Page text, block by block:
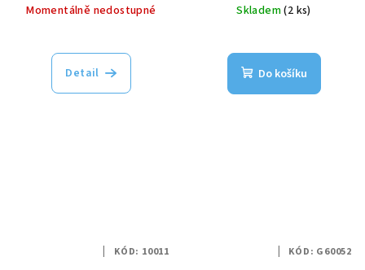
Momentálně nedostupné
Detail
Skladem(2 ks)
Do košíku
KÓD: 10011 KÓD: G60052